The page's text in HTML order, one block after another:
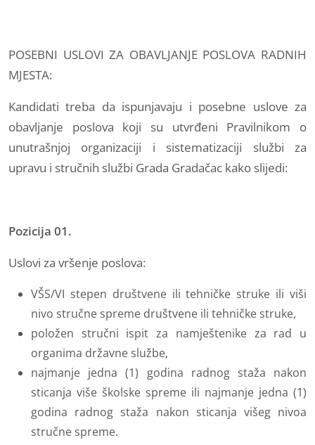
POSEBNI USLOVI ZA OBAVLJANJE POSLOVA RADNIH
MJESTA:
Kandidati treba da ispunjavaju i posebne uslove za
obavljanje poslova koji su utvrđeni Pravilnikom o
unutrašnjoj organizaciji i sistematizaciji službi za
upravu i stručnih službi Grada Gradačac kako slijedi:
Pozicija 01.
Uslovi za vršenje poslova:
VŠS/VI stepen društvene ili tehničke struke ili viši
nivo stručne spreme društvene ili tehničke struke,
položen stručni ispit za namještenike za rad u
organima državne službe,
najmanje jedna (1) godina radnog staža nakon
sticanja više školske spreme ili najmanje jedna (1)
godina radnog staža nakon sticanja višeg nivoa
stručne spreme.